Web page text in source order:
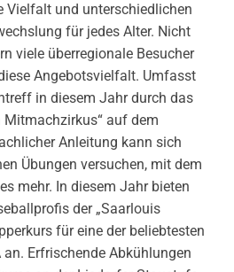
Vielfalt und unterschiedlichen
für jedes Alter. Nicht
viele überregionale Besucher
Angebotsvielfalt. Umfasst
in diesem Jahr durch das
Mitmachzirkus“ auf dem
Anleitung kann sich
Übungen versuchen, mit dem
mehr. In diesem Jahr bieten
der „Saarlouis
für eine der beliebtesten
Erfrischende Abkühlungen